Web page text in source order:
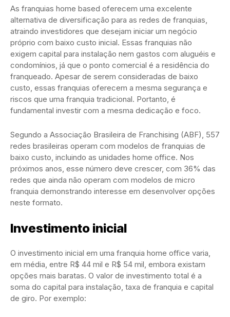
As franquias home based oferecem uma excelente
alternativa de diversificação para as redes de franquias,
atraindo investidores que desejam iniciar um negócio
próprio com baixo custo inicial. Essas franquias não
exigem capital para instalação nem gastos com aluguéis e
condomínios, já que o ponto comercial é a residência do
franqueado. Apesar de serem consideradas de baixo
custo, essas franquias oferecem a mesma segurança e
riscos que uma franquia tradicional. Portanto, é
fundamental investir com a mesma dedicação e foco.
Segundo a Associação Brasileira de Franchising (ABF), 557
redes brasileiras operam com modelos de franquias de
baixo custo, incluindo as unidades home office. Nos
próximos anos, esse número deve crescer, com 36% das
redes que ainda não operam com modelos de micro
franquia demonstrando interesse em desenvolver opções
neste formato.
Investimento inicial
O investimento inicial em uma franquia home office varia,
em média, entre R$ 44 mil e R$ 54 mil, embora existam
opções mais baratas. O valor de investimento total é a
soma do capital para instalação, taxa de franquia e capital
de giro. Por exemplo: